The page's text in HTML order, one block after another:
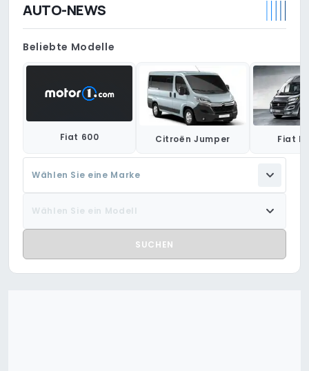
AUTO-NEWS
Beliebte Modelle
Fiat 600 Citroën Jumper Fiat
Wählen Sie eine Marke
Wählen Sie ein Modell